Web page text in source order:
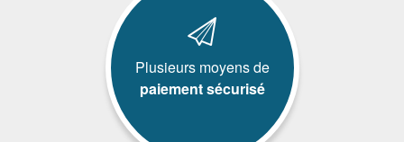
Plusieurs moyens de
paiement sécurisé